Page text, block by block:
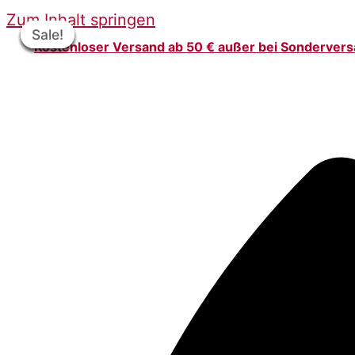
Zum Inhalt springen
Kostenloser Versand ab 50 € außer bei
Sale!
Sale!
Sale!
Sale!
Sale!
Sale!
Sale!